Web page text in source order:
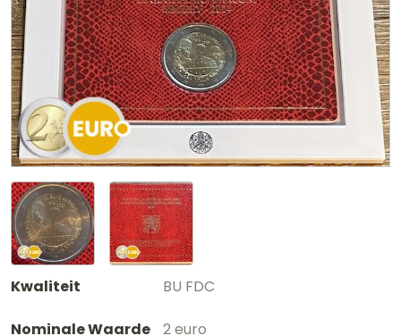
Kwaliteit BU FDC
Nominale Waarde 2 euro